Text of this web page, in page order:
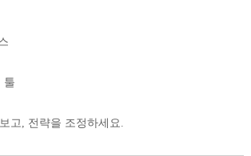
툴
고, 전략을 조정하세요.